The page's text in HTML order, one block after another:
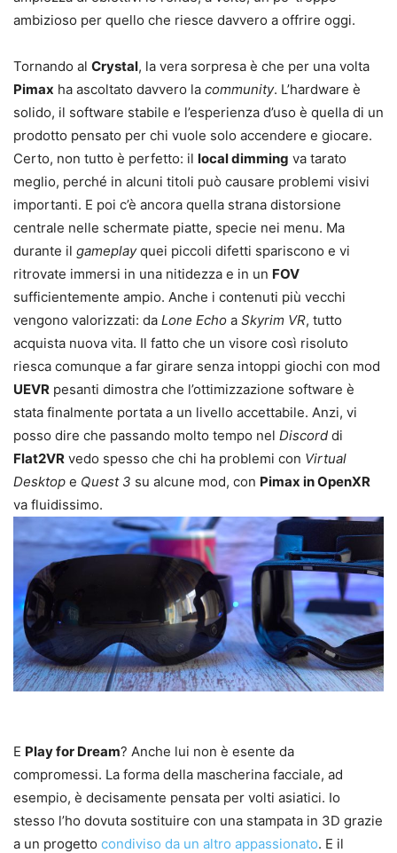
ambizioso per quello che riesce davvero a offrire oggi.
Tornando al Crystal, la vera sorpresa è che per una volta
Pimax ha ascoltato davvero la community. L’hardware è
solido, il software stabile e l’esperienza d’uso è quella di un
prodotto pensato per chi vuole solo accendere e giocare.
Certo, non tutto è perfetto: il local dimming va tarato
meglio, perché in alcuni titoli può causare problemi visivi
importanti. E poi c’è ancora quella strana distorsione
centrale nelle schermate piatte, specie nei menu. Ma
durante il gameplayquei piccoli difetti spariscono e vi
ritrovate immersi in una nitidezza e in un FOV
sufficientemente ampio. Anche i contenuti più vecchi
vengono valorizzati: da Lone Echo a Skyrim VR, tutto
acquista nuova vita. Il fatto che un visore così risoluto
riesca comunque a far girare senza intoppi giochi con mod
UEVR pesanti dimostra che l’ottimizzazione software è
stata finalmente portata a un livello accettabile. Anzi, vi
posso dire che passando molto tempo nel Discord di
Flat2VR vedo spesso che chi ha problemi con Virtual
Desktop e Quest 3 su alcune mod, con Pimax in OpenXR
va fluidissimo.
E Play for Dream? Anche lui non è esente da
compromessi. La forma della mascherina facciale, ad
esempio, è decisamente pensata per volti asiatici. Io
stesso l’ho dovuta sostituire con una stampata in 3D grazie
a un progetto condiviso da un altro appassionato. E il